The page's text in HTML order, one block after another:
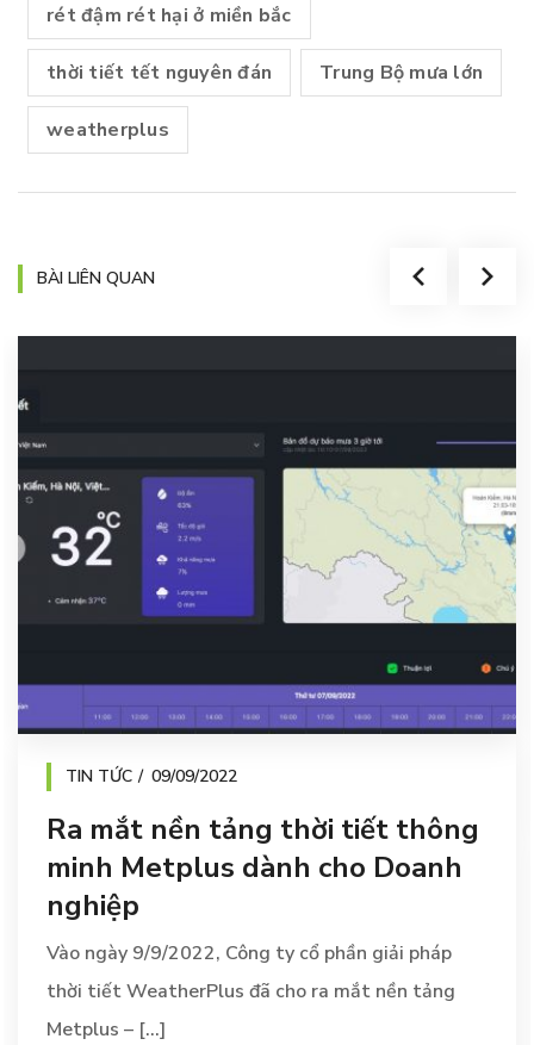
rét đậm rét hại ở miền bắc
thời tiết tết nguyên đán Trung Bộ mưa lớn
weatherplus
BÀI LIÊN QUAN
TIN TỨC 09/09/2022
Ra mắt nền tảng thời tiết thông
minh Metplus dành cho Doanh
nghiệp
Vào ngày 9/9/2022, Công ty cổ phần giải pháp
thời tiết WeatherPlus đã cho ra mắt nền tảng
Metplus – [...]